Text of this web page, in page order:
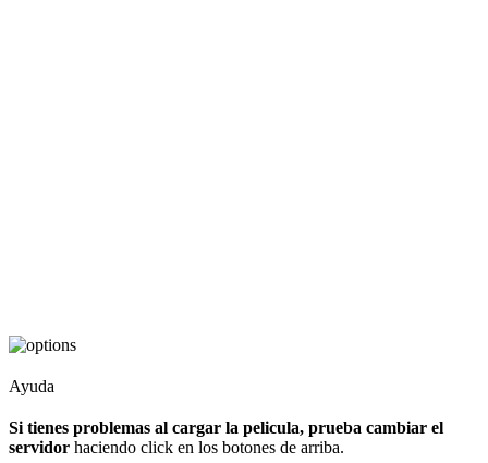
Ayuda
Si tienes problemas al cargar la pelicula, prueba cambiar el
servidor haciendo click en los botones de arriba.